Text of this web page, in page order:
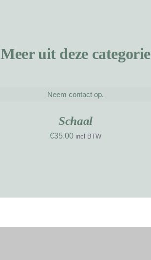
Meer uit deze categorie
Neem contact op.
Schaal
€35.00 incl BTW